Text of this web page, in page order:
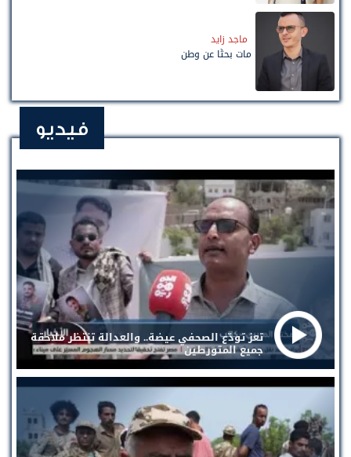
ماجد زايد
مات بحثًا عن وطن
فيديو
تعز تودّع الصحفي عيضة.. والعدالة تنتظر ملاحقة
جميع المتورطين